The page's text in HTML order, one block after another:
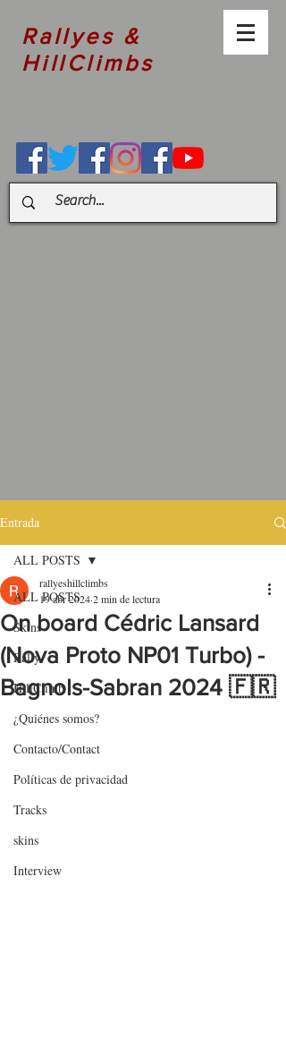
Rallyes &
HillClimbs
Entrada
ALL POSTS
Skins
Rally
HillClimb
¿Quiénes somos?
Contacto/Contact
Políticas de privacidad
Tracks
skins
Interview
ALL POSTS
On board Cédric Lansard
(Nova Proto NP01 Turbo) -
Bagnols-Sabran 2024 🇫🇷
rallyeshillclimbs
19 abr 20242 min de lectura